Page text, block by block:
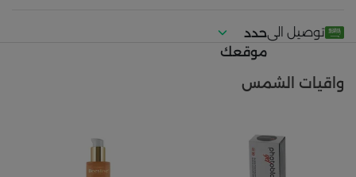
توصيل الىحدد
موقعك
واقيات الشمس